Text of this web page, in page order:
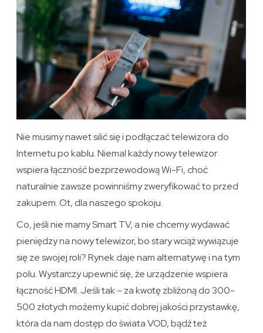
Nie musimy nawet silić się i podłączać telewizora do
Internetu po kablu. Niemal każdy nowy telewizor
wspiera łączność bezprzewodową Wi-Fi, choć
naturalnie zawsze powinniśmy zweryfikować to przed
zakupem. Ot, dla naszego spokoju.
Co, jeśli nie mamy Smart TV, a nie chcemy wydawać
pieniędzy na nowy telewizor, bo stary wciąż wywiązuje
się ze swojej roli? Rynek daje nam alternatywę i na tym
polu. Wystarczy upewnić się, że urządzenie wspiera
łączność HDMI. Jeśli tak – za kwotę zbliżoną do 300-
500 złotych możemy kupić dobrej jakości przystawkę,
która da nam dostęp do świata VOD, bądź też